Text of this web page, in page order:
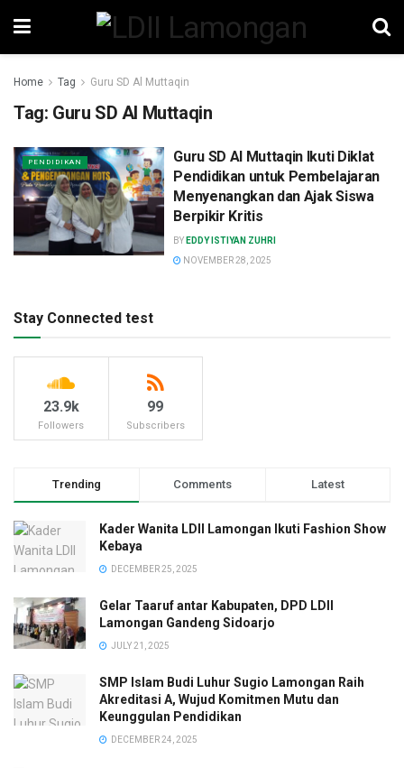
Home Tag Guru SD Al Muttaqin
Tag: Guru SD Al Muttaqin
PENDIDIKAN
Guru SD Al Muttaqin Ikuti Diklat
Pendidikan untuk Pembelajaran
Menyenangkan dan Ajak Siswa
Berpikir Kritis
BY EDDY ISTIYAN ZUHRI
NOVEMBER 28, 2025
Stay Connected test
23.9k
Followers
99
Subscribers
Trending Comments Latest
Kader Wanita LDII Lamongan Ikuti Fashion Show
Kebaya
DECEMBER 25, 2025
Gelar Taaruf antar Kabupaten, DPD LDII
Lamongan Gandeng Sidoarjo
JULY 21, 2025
SMP Islam Budi Luhur Sugio Lamongan Raih
Akreditasi A, Wujud Komitmen Mutu dan
Keunggulan Pendidikan
DECEMBER 24, 2025